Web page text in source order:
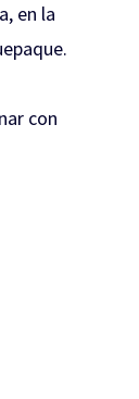
en la
con